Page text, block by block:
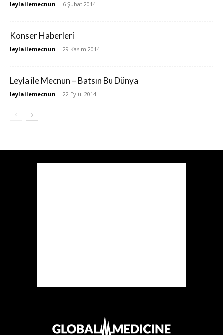
leylailemecnun - 6 Şubat 2014
Konser Haberleri
leylailemecnun - 29 Kasım 2014
Leyla ile Mecnun – Batsın Bu Dünya
leylailemecnun - 22 Eylül 2014